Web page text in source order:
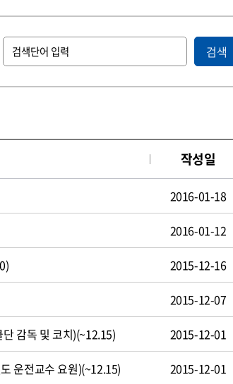
검색
작성일
2016-01-18
2016-01-12
2015-12-16
2015-12-07
감독 및 코치)(~12.15) 2015-12-01
운전교수 요원)(~12.15) 2015-12-01